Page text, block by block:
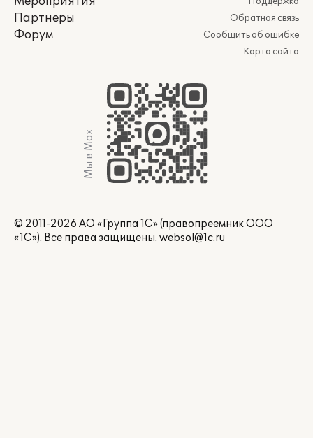
Партнеры
Форум
Обратная связь
Сообщить об ошибке
Карта сайта
Мы в Max
© 2011-2026 АО «Группа 1С» (правопреемник ООО
«1С»). Все права защищены. websol@1c.ru